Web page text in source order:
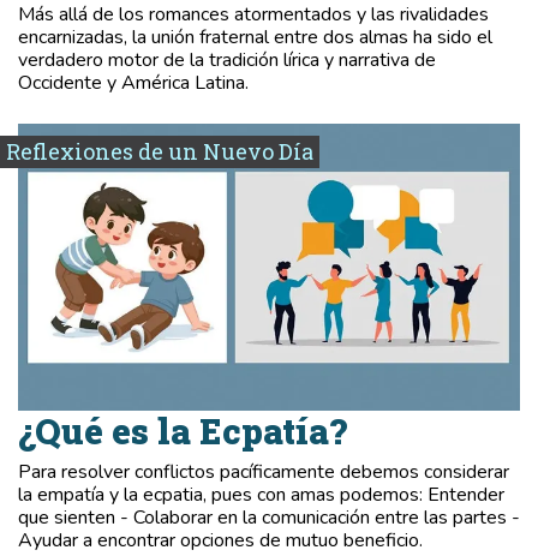
Más allá de los romances atormentados y las rivalidades
encarnizadas, la unión fraternal entre dos almas ha sido el
verdadero motor de la tradición lírica y narrativa de
Occidente y América Latina.
Reflexiones de un Nuevo Día
¿Qué es la Ecpatía?
Para resolver conflictos pacíficamente debemos considerar
la empatía y la ecpatia, pues con amas podemos: Entender
que sienten - Colaborar en la comunicación entre las partes -
Ayudar a encontrar opciones de mutuo beneficio.